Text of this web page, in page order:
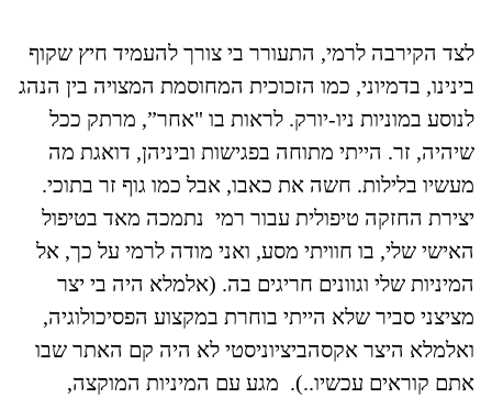
לצד הקירבה לרמי, התעורר בי צורך להעמיד חיץ שקוף
בינינו, בדמיוני, כמו הזכוכית המחוסמת המצויה בין הנהג
לנוסע במוניות ניו-יורק. לראות בו "אחר”, מרתק ככל
שיהיה, זר. הייתי מתוחה בפגישות וביניהן, דואגת מה
מעשיו בלילות. חשה את כאבו, אבל כמו גוף זר בתוכי.
יצירת החזקה טיפולית עבור רמי נתמכה מאד בטיפול
האישי שלי, בו חוויתי מסע, ואני מודה לרמי על כך, אל
המיניות שלי וגוונים חריגים בה. (אלמלא היה בי יצר
מציצני סביר שלא הייתי בוחרת במקצוע הפסיכולוגיה,
ואלמלא היצר אקסהביציוניסטי לא היה קם האתר שבו
אתם קוראים עכשיו..). מגע עם המיניות המוקצה,